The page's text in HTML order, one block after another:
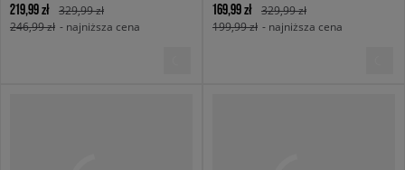
219,99 zł
329,99 zł
246,99 zł - najniższa cena
169,99 zł
329,99 zł
199,99 zł - najniższa cena